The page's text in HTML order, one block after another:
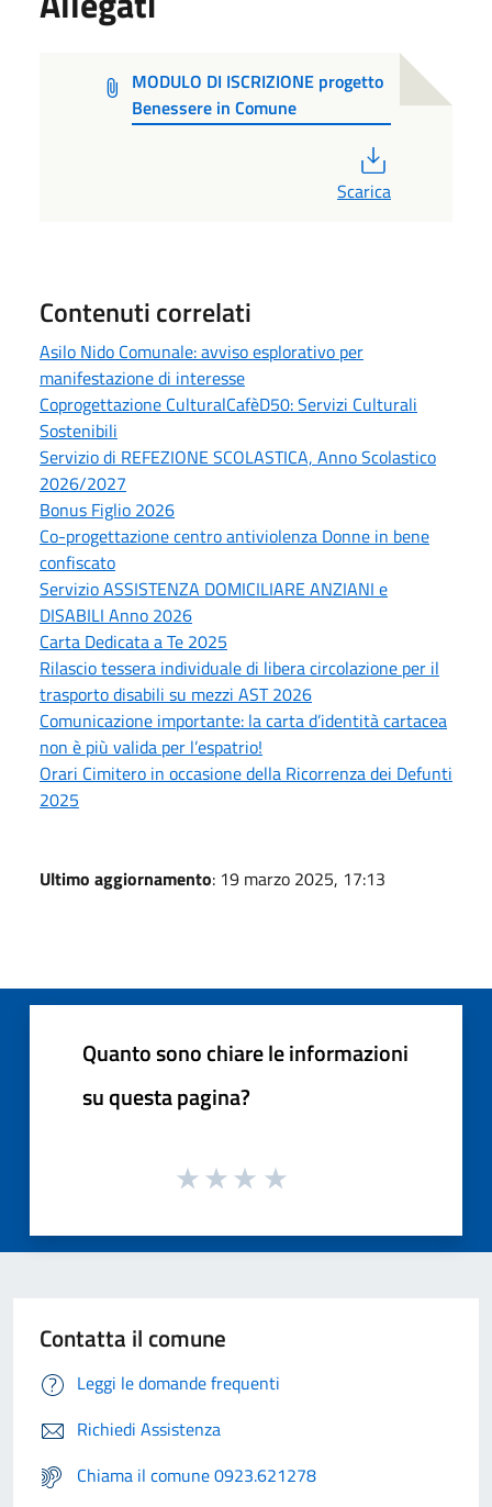
MODULO DI ISCRIZIONE progetto
Benessere in Comune
Scarica
Contenuti correlati
Asilo Nido Comunale: avviso esplorativo per
manifestazione di interesse
Coprogettazione CulturalCafèD50: Servizi Culturali
Sostenibili
Servizio di REFEZIONE SCOLASTICA, Anno Scolastico
2026/2027
Bonus Figlio 2026
Co-progettazione centro antiviolenza Donne in bene
confiscato
Servizio ASSISTENZA DOMICILIARE ANZIANI e
DISABILI Anno 2026
Carta Dedicata a Te 2025
Rilascio tessera individuale di libera circolazione per il
trasporto disabili su mezzi AST 2026
Comunicazione importante: la carta d’identità cartacea
non è più valida per l’espatrio!
Orari Cimitero in occasione della Ricorrenza dei Defunti
2025
Ultimo aggiornamento: 19 marzo 2025, 17:13
Quanto sono chiare le informazioni
su questa pagina?
Contatta il comune
Leggi le domande frequenti
Richiedi Assistenza
Chiama il comune 0923.621278